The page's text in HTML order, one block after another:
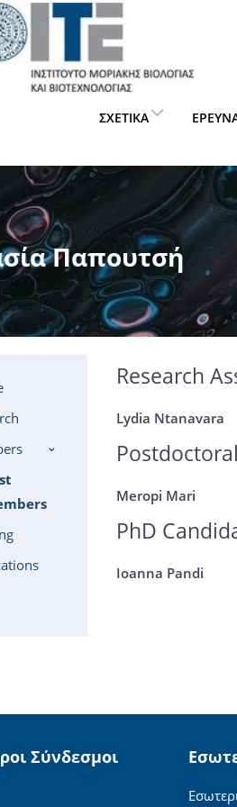
ΣΧΕΤΙΚΆ
Παπουτσή
Research
Lydia Ntanavara
Meropi Mari
PhD
Ioanna Pandi
Σύνδεσμοι